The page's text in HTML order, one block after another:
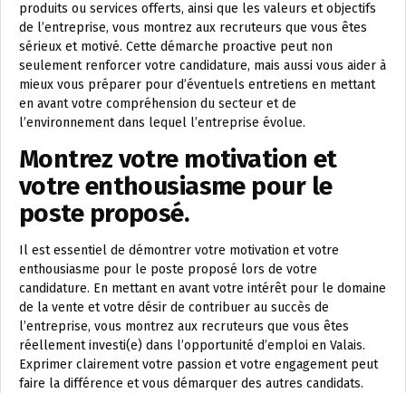
produits ou services offerts, ainsi que les valeurs et objectifs
de l’entreprise, vous montrez aux recruteurs que vous êtes
sérieux et motivé. Cette démarche proactive peut non
seulement renforcer votre candidature, mais aussi vous aider à
mieux vous préparer pour d’éventuels entretiens en mettant
en avant votre compréhension du secteur et de
l’environnement dans lequel l’entreprise évolue.
Montrez votre motivation et
votre enthousiasme pour le
poste proposé.
Il est essentiel de démontrer votre motivation et votre
enthousiasme pour le poste proposé lors de votre
candidature. En mettant en avant votre intérêt pour le domaine
de la vente et votre désir de contribuer au succès de
l’entreprise, vous montrez aux recruteurs que vous êtes
réellement investi(e) dans l’opportunité d’emploi en Valais.
Exprimer clairement votre passion et votre engagement peut
faire la différence et vous démarquer des autres candidats.